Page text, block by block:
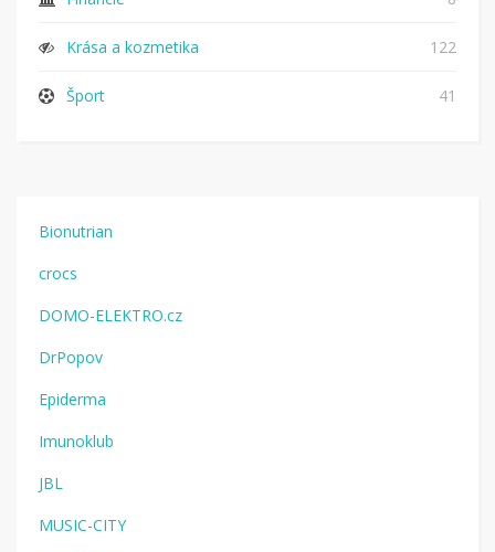
Krása a kozmetika 122
Šport 41
Bionutrian
crocs
DOMO-ELEKTRO.cz
DrPopov
Epiderma
Imunoklub
JBL
MUSIC-CITY